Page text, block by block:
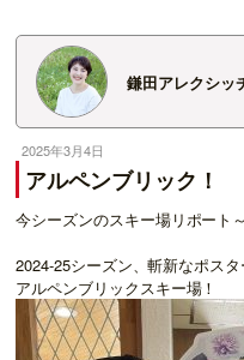
鎌田アレクシッ
2025年3月4日
アルペンブリック！
今シーズンのスキー場リポート
2024-25シーズン、斬新なポス
アルペンブリックスキー場！